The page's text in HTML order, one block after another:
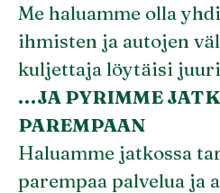
Me haluamme olla
ihmisten ja autojen
kuljettaja löytäisi juuri
…JA PYRIMME
PAREMPAAN
Haluamme jatkossa
parempaa palvelua ja